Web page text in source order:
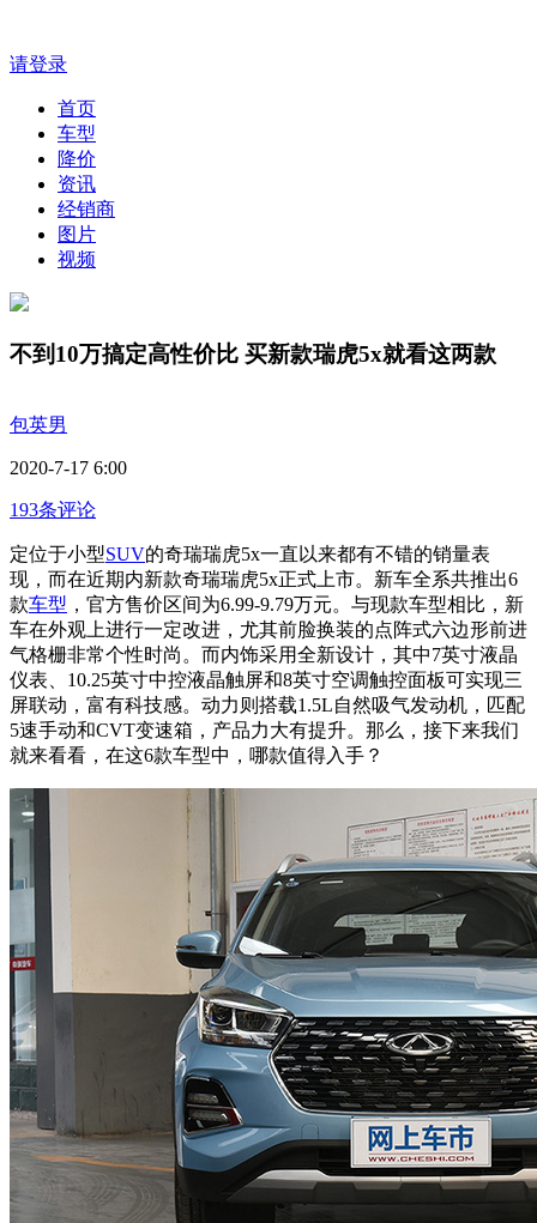
请登录
首页
车型
降价
资讯
经销商
图片
视频
不到10万搞定高性价比 买新款瑞虎5x就看这两款
包英男
2020-7-17 6:00
193条评论
定位于小型SUV的奇瑞瑞虎5x一直以来都有不错的销量表
现，而在近期内新款奇瑞瑞虎5x正式上市。新车全系共推出6
款车型 ，官方售价区间为6.99-9.79万元。与现款车型相比，新
车在外观上进行一定改进，尤其前脸换装的点阵式六边形前进
气格栅非常个性时尚。而内饰采用全新设计，其中7英寸液晶
仪表、10.25英寸中控液晶触屏和8英寸空调触控面板可实现三
屏联动，富有科技感。动力则搭载1.5L自然吸气发动机，匹配
5速手动和CVT变速箱，产品力大有提升。那么，接下来我们
就来看看，在这6款车型中，哪款值得入手？